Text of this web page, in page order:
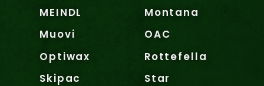
MEINDL
Montana
Muovi
OAC
Optiwax
Rottefella
Skipac
Star